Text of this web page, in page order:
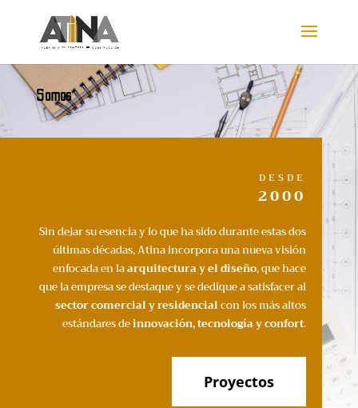
Somos
DESDE
2000
Sin dejar su esencia y lo que ha sido durante estas dos
últimas décadas, Atina incorpora una nueva visión
enfocada en laarquitectura y el diseño, que hace
que la empresa se destaque y se dedique a satisfacer al
sector comercial y residencialcon los más altos
estándares deinnovación, tecnología y confort.
Proyectos